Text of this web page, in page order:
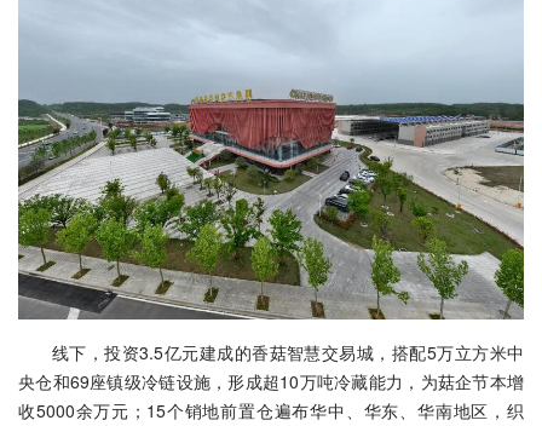
线下，投资3.5亿元建成的香菇智慧交易城，搭配5万立方米中
央仓和69座镇级冷链设施，形成超10万吨冷藏能力，为菇企节本增
收5000余万元；15个销地前置仓遍布华中、华东、华南地区，织